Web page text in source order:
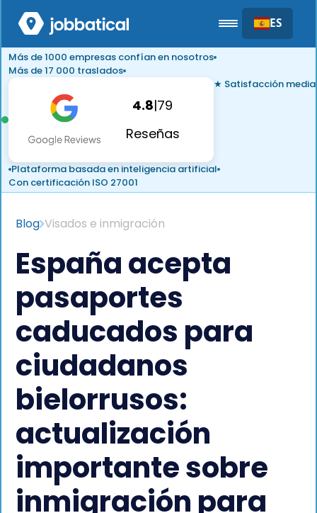
ES
Más de 1000 empresas confían en nosotros
Más de 17 000 traslados
4.8|79
Reseñas
★ Satisfacción media
Plataforma basada en inteligencia artificial
Con certificación ISO 27001
Blog Visados e inmigración
España acepta
pasaportes
caducados para
ciudadanos
bielorrusos:
actualización
importante sobre
inmigración para